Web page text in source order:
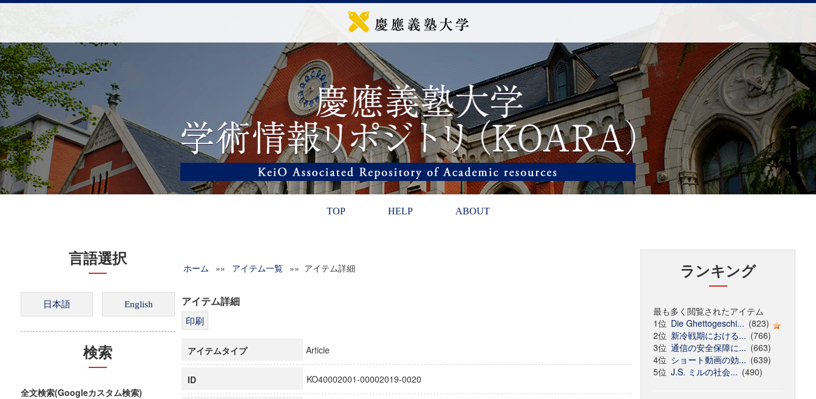
TOP HELP ABOUT
言語選択
検索
全文検索(Googleカスタム検索)
ホーム »» アイテム一覧 »» アイテム詳細
アイテム詳細
アイテムタイプ Article
ID KO40002001-00002019-0020
ランキング
最も多く閲覧されたアイテム
1位 Die Ghettogeschi... (823)
2位 新冷戦期における... (766)
3位 通信の安全保障に... (663)
4位 ショート動画の効... (639)
5位 J.S. ミルの社会... (490)